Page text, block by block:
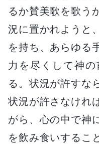
るか賛美歌を歌う
況に置かれようと
を持ち、あらゆる
力を尽くして神
る。状況が許すな
状況が許さなけれ
がら、心の中で神
を飲み食いするこ